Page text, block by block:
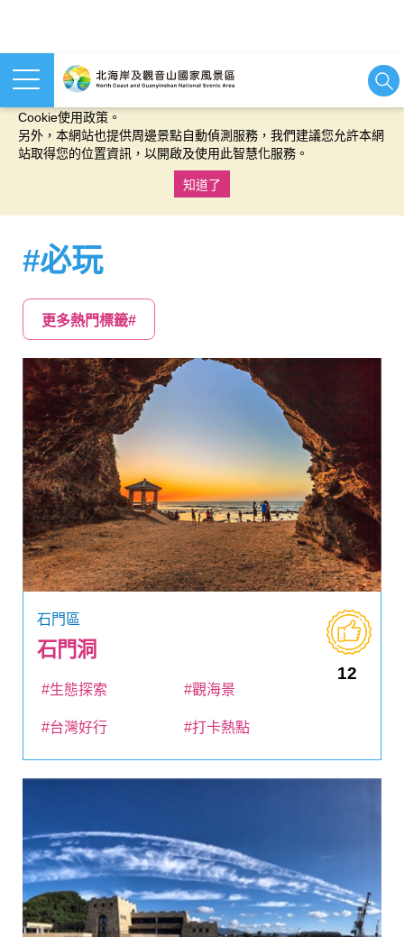
本網站使用cookies等相關技術以持續優化網站服務，並有助於為
Cookie使用政策。
另外，本網站也提供周邊景點自動偵測服務，我們建議您允許本網
站取得您的位置資訊，以開啟及使用此智慧化服務。
知道了
#必玩
更多熱門標籤#
石門區
石門洞
12
#生態探索 #觀海景
#台灣好行 #打卡熱點